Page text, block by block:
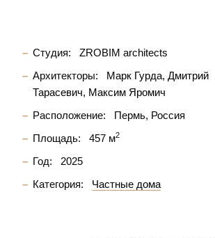
Студия:
ZROBIM architects
Архитекторы:
Марк Гурда Дмитрий
Тарасевич Максим Яромич
Расположение:
Пермь, Россия
Площадь:
457 м2
Год:
2025
Категория:
Частные дома